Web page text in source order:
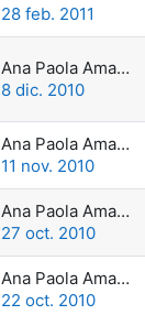
28 feb. 2011
Ana Paola Amadeo
8 dic. 2010
Ana Paola Amadeo
11 nov. 2010
Ana Paola Amadeo
27 oct. 2010
Ana Paola Amadeo
22 oct. 2010